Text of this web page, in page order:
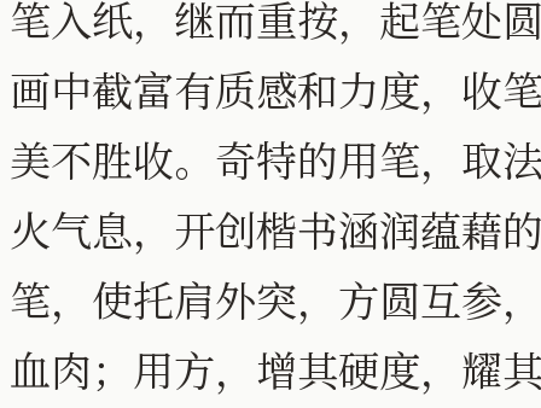
笔入纸，继而重按，起笔处
画中截富有质感和力度，收
美不胜收。奇特的用笔，取
火气息，开创楷书涵润蕴藉
笔，使托肩外突，方圆互参
血肉；用方，增其硬度，耀